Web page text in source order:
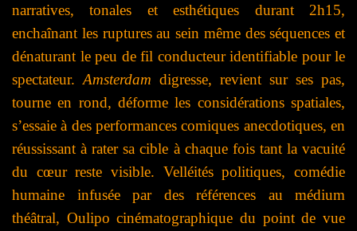
narratives, tonales et esthétiques durant 2h15,
enchaînant les ruptures au sein même des séquences et
dénaturant le peu de fil conducteur identifiable pour le
spectateur. Amsterdam digresse, revient sur ses pas,
tourne en rond, déforme les considérations spatiales,
s’essaie à des performances comiques anecdotiques, en
réussissant à rater sa cible à chaque fois tant la vacuité
du cœur reste visible. Velléités politiques, comédie
humaine infusée par des références au médium
théâtral, Oulipo cinématographique du point de vue